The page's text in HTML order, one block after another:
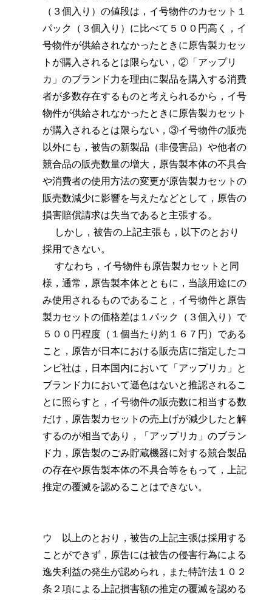
（３個入り）の値段は，イ号物件のカセット１
パック（３個入り）に比べて５００円高く，イ
号物件が供給されなかったときに原告製カセッ
トが購入されるとは限らない，②「アップリ
カ」のブランド力を理由に製品を購入する消費
者が多数存在するものと考えられるから，イ号
物件が供給されなかったときに原告製カセット
が購入されるとは限らない，③イ号物件の販売
以外にも，被告の新製品（非侵害品）や他者の
競合品の販売数量の増大，原告製本体の不具合
や消費者の使用方法の変更が原告製カセットの
販売数減少に影響を与えたなどとして，原告の
損害賠償請求は失当であると主張する。
しかし，被告の上記主張も，以下のとおり
採用できない。
すなわち，イ号物件も原告製カセットと同
様，通常，原告製本体とともに，当該用途にの
み使用されるものであること，イ号物件と原告
製カセットの価格差は１パック（３個入り）で
５００円程度（１個当たり約１６７円）である
こと，原告が日本における販売店に指定したコ
ンビ社は，日本国内において「アップリカ」と
ブランド力において遜色はないと推認されるこ
とに照らすと，イ号物件の販売数に相当する数
だけ，原告製カセットの売上げが減少したと解
するのが相当であり，「アップリカ」のブラン
ド力，原告製のごみ貯蔵機器に対する競合製品
の存在や原告製本体の不具合等をもって，上記
推定の覆滅を認めることはできない。
ウ 以上のとおり，被告の上記主張は採用する
ことができず，原告には被告の侵害行為による
逸失利益の発生が認められ，また特許法１０２
条２項による上記損害額の推定の覆滅を認める